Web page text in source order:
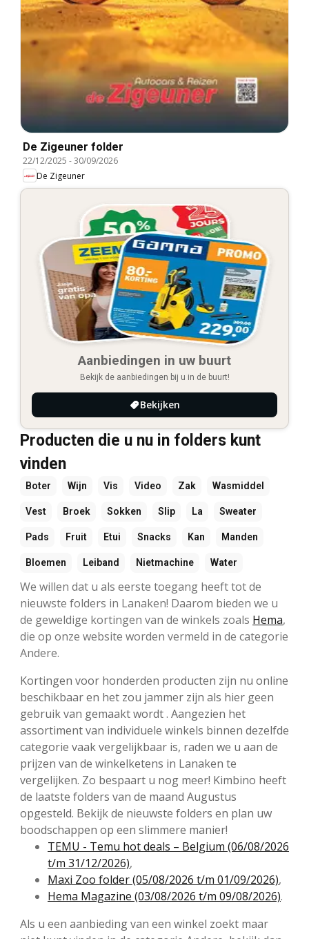
De Zigeuner folder
22/12/2025 -30/09/2026
De Zigeuner
Aanbiedingen in uw buurt
Bekijk de aanbiedingen bij u in de buurt!
Bekijken
Producten die u nu in folders kunt
vinden
Boter Wijn Vis Video Zak Wasmiddel
Vest Broek Sokken Slip La Sweater
Pads Fruit Etui Snacks Kan Manden
Bloemen Leiband Nietmachine Water
We willen dat u als eerste toegang heeft tot de
nieuwste folders in Lanaken! Daarom bieden we u
de geweldige kortingen van de winkels zoals Hema,
die op onze website worden vermeld in de categorie
Andere.
Kortingen voor honderden producten zijn nu online
beschikbaar en het zou jammer zijn als hier geen
gebruik van gemaakt wordt . Aangezien het
assortiment van individuele winkels binnen dezelfde
categorie vaak vergelijkbaar is, raden we u aan de
prijzen van de winkelketens in Lanaken te
vergelijken. Zo bespaart u nog meer! Kimbino heeft
de laatste folders van de maand Augustus
opgesteld. Bekijk de nieuwste folders en plan uw
boodschappen op een slimmere manier!
TEMU - Temu hot deals – Belgium (06/08/2026
t/m 31/12/2026),
Maxi Zoo folder (05/08/2026 t/m 01/09/2026),
Hema Magazine (03/08/2026 t/m 09/08/2026).
Als u een aanbieding van een winkel zoekt maar